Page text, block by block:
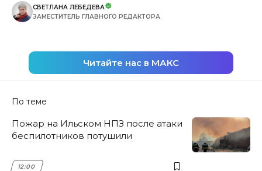
СВЕТЛАНА ЛЕБЕДЕВА
ЗАМЕСТИТЕЛЬ ГЛАВНОГО РЕДАКТОРА
Читайте нас в МАКС
По теме
Пожар на Ильском НПЗ после атаки
беспилотников потушили
12:00